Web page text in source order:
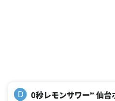
D
0秒レモンサワー® 仙台